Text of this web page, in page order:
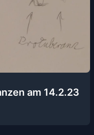
am 14.2.23